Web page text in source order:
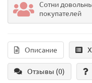
Сотни
покупателей
Описание
Отзывы (0)